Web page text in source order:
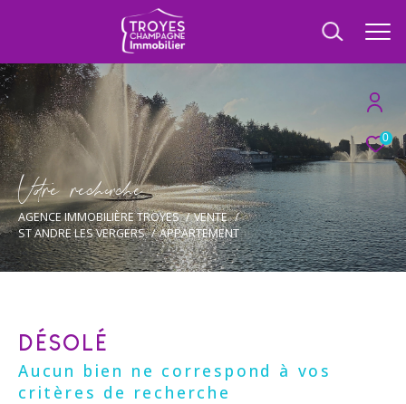
0
Vore recece
AGENCE IMMOBILIÈRE TROYES
VENTE
ST ANDRE LES VERGERS
APPARTEMENT
DÉSOLÉ
Aucun bien ne correspond à vos
critères de recherche